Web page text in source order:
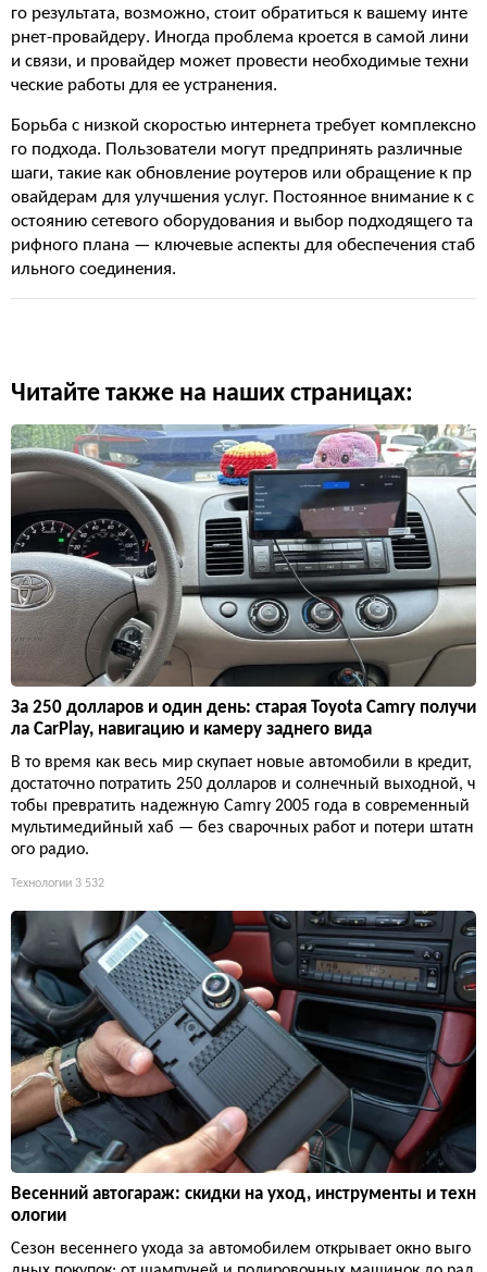
го результата, возможно, стоит обратиться к вашему инте
рнет-провайдеру. Иногда проблема кроется в самой лини
и связи, и провайдер может провести необходимые техни
ческие работы для ее устранения.
Борьба с низкой скоростью интернета требует комплексно
го подхода. Пользователи могут предпринять различные
шаги, такие как обновление роутеров или обращение к пр
овайдерам для улучшения услуг. Постоянное внимание к с
остоянию сетевого оборудования и выбор подходящего та
рифного плана — ключевые аспекты для обеспечения стаб
ильного соединения.
Читайте также на наших страницах:
За 250 долларов и один день: старая Toyota Camry получи
ла CarPlay, навигацию и камеру заднего вида
В то время как весь мир скупает новые автомобили в кредит,
достаточно потратить 250 долларов и солнечный выходной, ч
тобы превратить надежную Camry 2005 года в современный
мультимедийный хаб — без сварочных работ и потери штатн
ого радио.
Технологии 3 532
Весенний автогараж: скидки на уход, инструменты и техн
ологии
Сезон весеннего ухода за автомобилем открывает окно выго